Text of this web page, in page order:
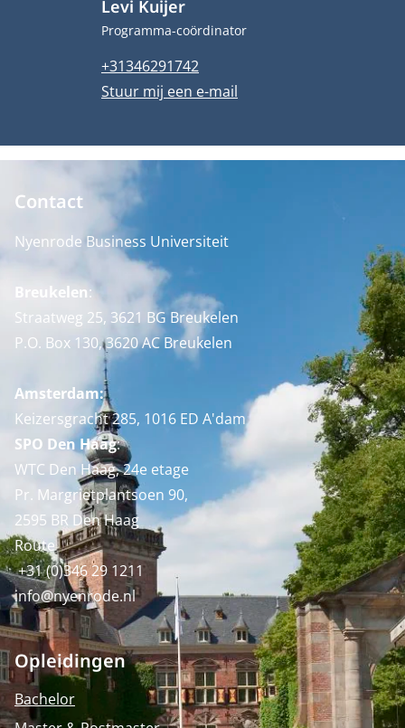
Levi Kuijer
Functietitel
Programma-coördinator
Telefoonnummer
+31346291742
E-mailadres
Stuur mij een e-mail
Contact
Nyenrode Business Universiteit
Breukelen:
Straatweg 25, 3621 BG Breukelen
P.O. Box 130, 3620 AC Breukelen
Amsterdam:
Keizersgracht 285, 1016 ED A'dam
SPO Den Haag:
WTC Den Haag, 24e etage
Pr. Margrietplantsoen 90,
2595 BR Den Haag
Route
+31 (0)346 29 1211
info@nyenrode.nl
Opleidingen
Bachelor